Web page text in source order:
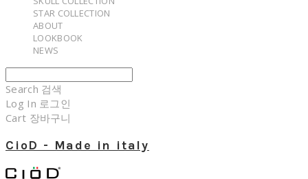
STAR COLLECTION
ABOUT
LOOKBOOK
NEWS
Search 검색
Log In 로그인
Cart 장바구니
CioD - Made in italy